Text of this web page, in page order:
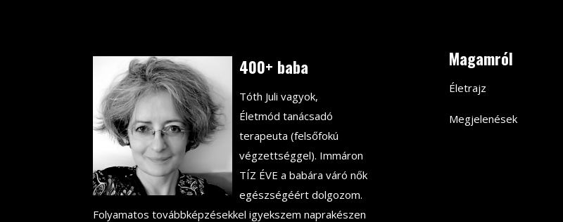
400+ baba
Tóth Juli vagyok,
Életmód tanácsadó
terapeuta (felsőfokú
végzettséggel). Immáron
TÍZ ÉVE a babára váró nők
egészségéért dolgozom.
Folyamatos továbbképzésekkel igyekszem naprakészen
Magamról
Életrajz
Megjelenések